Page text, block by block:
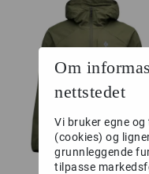
Om
nettstedet
Vi bruker egne
(cookies) og
grunnleggende
tilpasse